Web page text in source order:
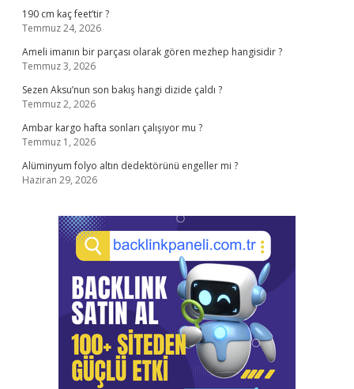
190 cm kaç feet’tir ?
Temmuz 24, 2026
Ameli imanın bir parçası olarak gören mezhep hangisidir ?
Temmuz 3, 2026
Sezen Aksu’nun son bakış hangi dizide çaldı ?
Temmuz 2, 2026
Ambar kargo hafta sonları çalışıyor mu ?
Temmuz 1, 2026
Alüminyum folyo altın dedektörünü engeller mi ?
Haziran 29, 2026